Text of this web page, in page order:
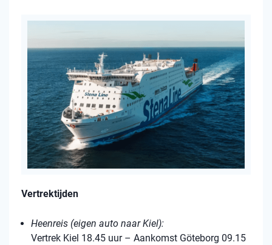
Vertrektijden
Heenreis (eigen auto naar Kiel):
Vertrek Kiel 18.45 uur – Aankomst Göteborg 09.15